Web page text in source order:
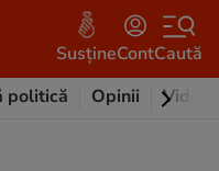
SusțineContCaută
politică Opinii Video